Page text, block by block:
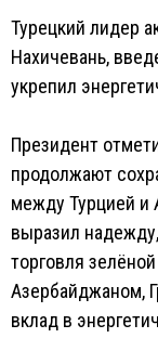
Турецкий лидер
Нахичевань,
укрепил
Президент
продолжают
между Турцией и
выразил
торговля
Азербайджаном,
вклад в